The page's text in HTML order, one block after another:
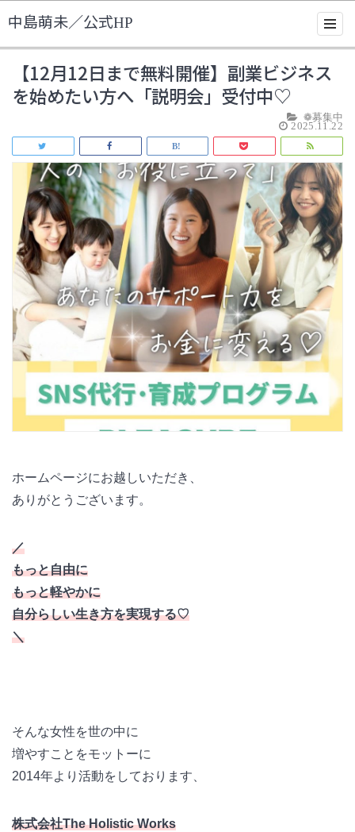
中島萌未／公式HP
【12月12日まで無料開催】副業ビジネス
を始めたい方へ「説明会」受付中♡
❁募集中
2025.11.22
ホームページにお越しいただき、
ありがとうございます。
／
もっと自由に
もっと軽やかに
自分らしい生き方を実現する♡
＼
そんな女性を世の中に
増やすことをモットーに
2014年より活動をしております、
株式会社The Holistic Works